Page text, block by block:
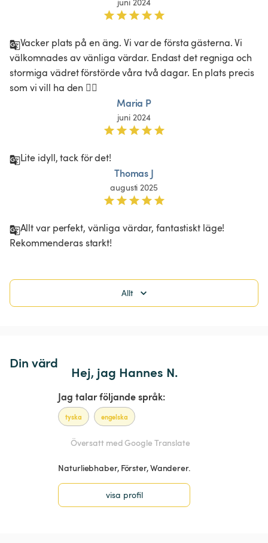
Vacker plats på en äng. Vi var de första gästerna. Vi
välkomnades av vänliga värdar. Endast det regniga och
stormiga vädret förstörde våra två dagar. En plats precis
som vi vill ha den 👍🏻
Maria P
juni 2024
Lite idyll, tack för det!
Thomas J
augusti 2025
Allt var perfekt, vänliga värdar, fantastiskt läge!
Rekommenderas starkt!
Allt
Din värd
Hej, jag Hannes N.
Jag talar följande språk:
tyska engelska
Översatt med Google Translate
Naturliebhaber, Förster, Wanderer.
visa profil